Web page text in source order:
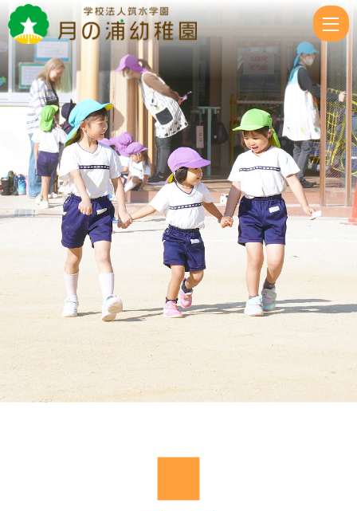
ゆ
き
ぐ
み
❄
学
園
交
流
会
|
学
校
法
人